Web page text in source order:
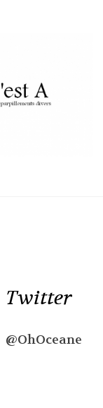
Twitter
@OhOceane